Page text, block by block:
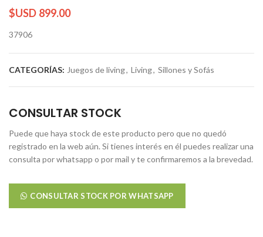
$USD 899.00
37906
CATEGORÍAS: Juegos de living, Living, Sillones y Sofás
CONSULTAR STOCK
Puede que haya stock de este producto pero que no quedó
registrado en la web aún. Si tienes interés en él puedes realizar una
consulta por whatsapp o por mail y te confirmaremos a la brevedad.
CONSULTAR STOCK POR WHATSAPP